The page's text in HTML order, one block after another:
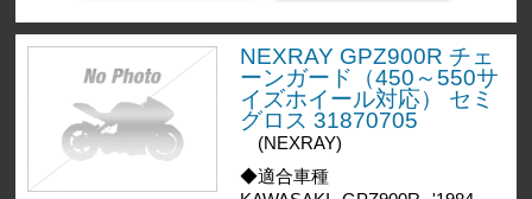
NEXRAY GPZ900R チェ
ーンガード（450～550サ
イズホイール対応） セミ
グロス 31870705
(NEXRAY)
◆適合車種